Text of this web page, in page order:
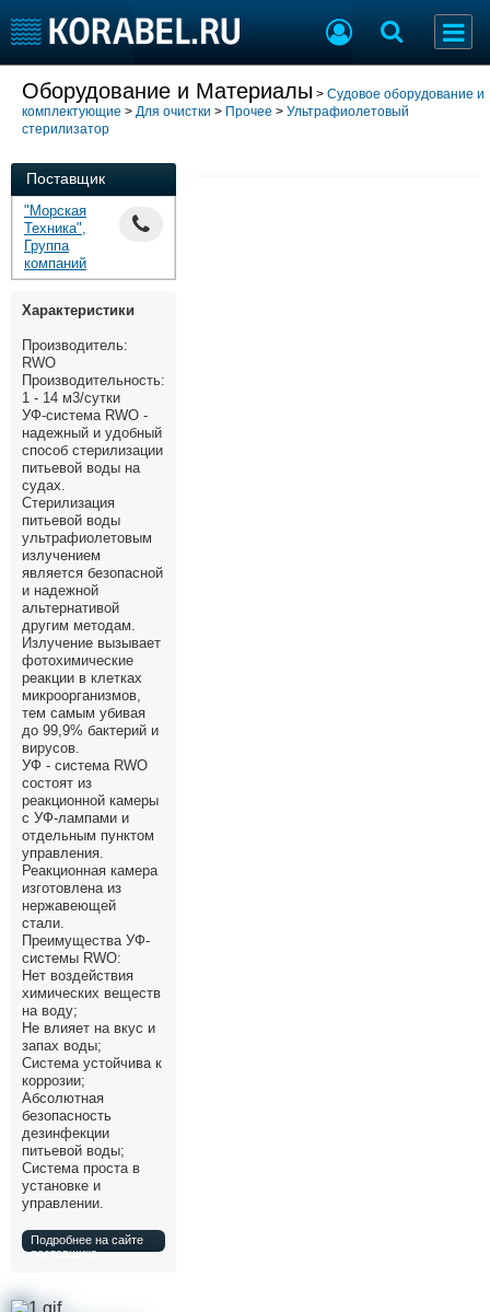
Судостроение
Новости
Компании
Репутация
Работа
Крюинг
Журнал
Торговая площадка
Конференции
Выставки и семинары
Личности
Словарь
Оборудование и Материалы > Судовое оборудование и
комплектующие > Для очистки > Прочее > Ультрафиолетовый
стерилизатор
Поставщик
"Морская
Техника",
Группа
компаний
Характеристики
Производитель:
RWO
Производительность:
1 - 14 м3/сутки
УФ-система RWO -
надежный и удобный
способ стерилизации
питьевой воды на
судах.
Стерилизация
питьевой воды
ультрафиолетовым
излучением
является безопасной
и надежной
альтернативой
другим методам.
Излучение вызывает
фотохимические
реакции в клетках
микроорганизмов,
тем самым убивая
до 99,9% бактерий и
вирусов.
УФ - система RWO
состоят из
реакционной камеры
с УФ-лампами и
отдельным пунктом
управления.
Реакционная камера
изготовлена из
нержавеющей
стали.
Преимущества УФ-
системы RWO:
Нет воздействия
химических веществ
на воду;
Не влияет на вкус и
запах воды;
Система устойчива к
коррозии;
Абсолютная
безопасность
дезинфекции
питьевой воды;
Система проста в
установке и
управлении.
Подробнее на сайте
поставщика